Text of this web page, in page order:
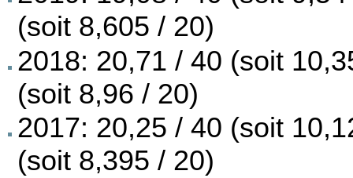
(soit 8,605 / 20)
2018: 20,71 / 40 (soit
(soit 8,96 / 20)
2017: 20,25 / 40 (soit
(soit 8,395 / 20)